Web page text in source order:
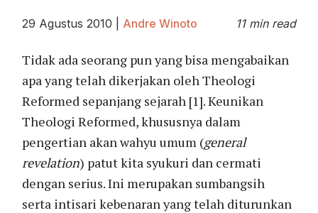
29 Agustus 2010 Andre Winoto 11 min read
Tidak ada seorang pun yang bisa mengabaikan
apa yang telah dikerjakan oleh Theologi
Reformed sepanjang sejarah [1]. Keunikan
Theologi Reformed, khususnya dalam
pengertian akan wahyu umum (general
revelation) patut kita syukuri dan cermati
dengan serius. Ini merupakan sumbangsih
serta intisari kebenaran yang telah diturunkan